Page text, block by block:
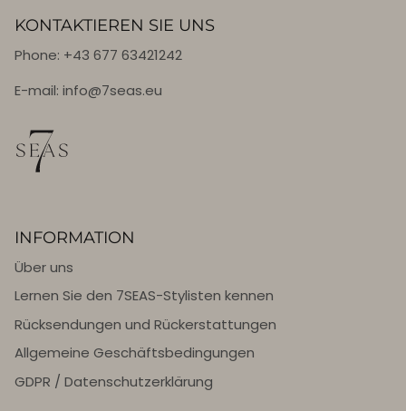
KONTAKTIEREN SIE UNS
Phone: +43 677 63421242
E-mail: info@7seas.eu
INFORMATION
Über uns
Lernen Sie den 7SEAS-Stylisten kennen
Rücksendungen und Rückerstattungen
Allgemeine Geschäftsbedingungen
GDPR / Datenschutzerklärung